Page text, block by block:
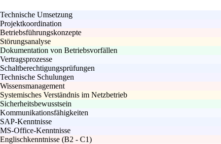
Technische Umsetzung
Projektkoordination
Betriebsführungskonzepte
Störungsanalyse
Dokumentation von Betriebsvorfällen
Vertragsprozesse
Schaltberechtigungsprüfungen
Technische Schulungen
Wissensmanagement
Systemisches Verständnis im Netzbetrieb
Sicherheitsbewusstsein
Kommunikationsfähigkeiten
SAP-Kenntnisse
MS-Office-Kenntnisse
Englischkenntnisse (B2 - C1)